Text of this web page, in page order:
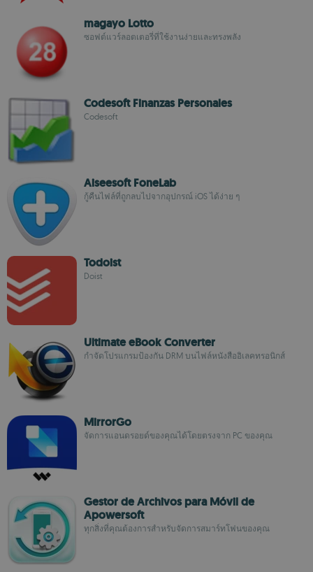
magayo Lotto
ซอฟต์แวร์ลอตเตอรี่ที่ใช้งานง่ายและทรงพลัง
Codesoft Finanzas Personales
Codesoft
Aiseesoft FoneLab
กู้คืนไฟล์ที่ถูกลบไปจากอุปกรณ์ iOS ได้ง่าย ๆ
Todoist
Doist
Ultimate eBook Converter
กำจัดโปรแกรมป้องกัน DRM บนไฟล์หนังสืออิเลคทรอนิกส์
MirrorGo
จัดการแอนดรอยด์ของคุณได้โดยตรงจาก PC ของคุณ
Gestor de Archivos para Móvil de
Apowersoft
ทุกสิ่งที่คุณต้องการสำหรับจัดการสมาร์ทโฟนของคุณ